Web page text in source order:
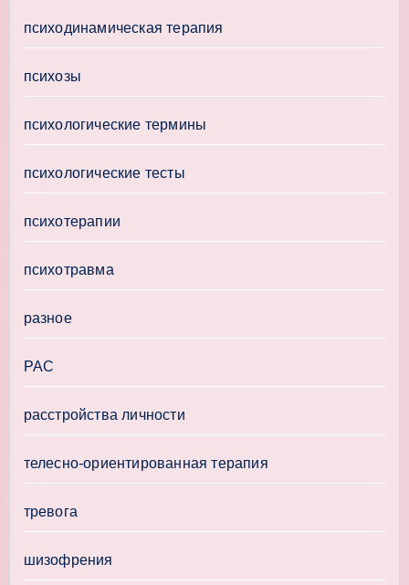
психодинамическая терапия
психозы
психологические термины
психологические тесты
психотерапии
психотравма
разное
РАС
расстройства личности
телесно-ориентированная терапия
тревога
шизофрения